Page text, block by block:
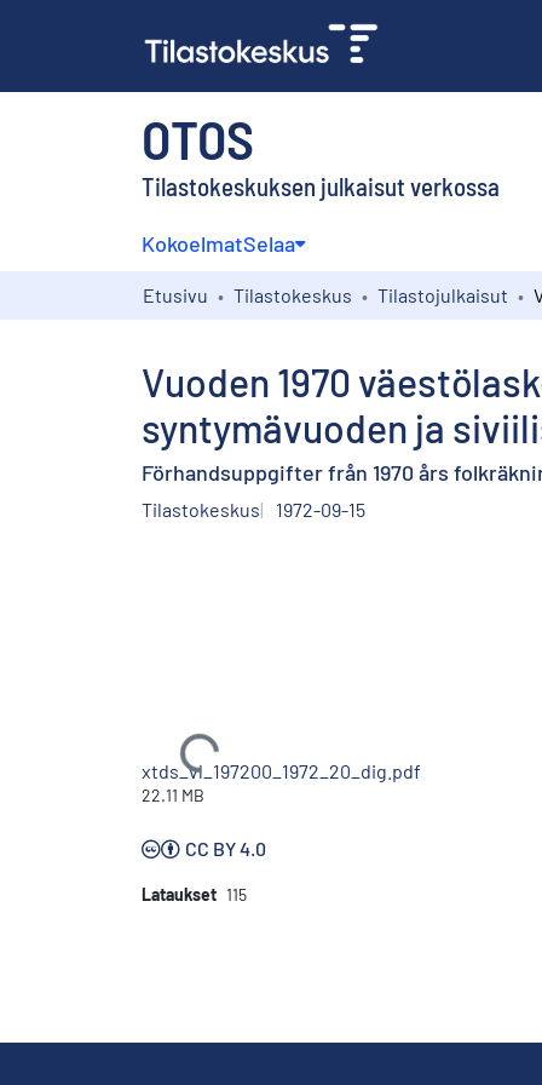
OTOS
Tilastokeskuksen julkaisut verkossa
KokoelmatSelaa
Etusivu Tilastokeskus Tilastojulkaisut
Vuoden 1970
syntymävuoden ja
Förhandsuppgifter från 1970 års
Tilastokeskus 1972-09-15
Ladataan...
xtds_vl_197200_1972_20_dig.pdf
22.11 MB
CC BY 4.0
Lataukset 115